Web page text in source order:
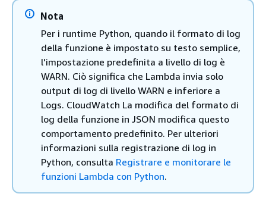
Nota
Per i runtime Python, quando il formato di log
della funzione è impostato su testo semplice,
l'impostazione predefinita a livello di log è
WARN. Ciò significa che Lambda invia solo
output di log di livello WARN e inferiore a
Logs. CloudWatch La modifica del formato di
log della funzione in JSON modifica questo
comportamento predefinito. Per ulteriori
informazioni sulla registrazione di log in
Python, consulta Registrare e monitorare le
funzioni Lambda con Python.